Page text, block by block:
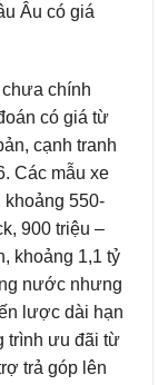
Âu có giá
chính
có giá từ
cạnh tranh
Các mẫu xe
khoảng 550-
900 triệu –
khoảng 1,1 tỷ
nước nhưng
lược dài hạn
trình ưu đãi từ
trả góp lên